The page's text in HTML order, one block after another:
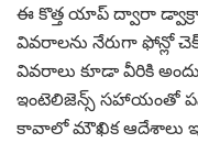
ఈ కొత్త యాప్ ద్వారా
వివరాలను నేరుగా ఫోన్లో
వివరాలు కూడా వీరికి
ఇంటెలిజెన్స్ సహాయంతో
కావాలో మౌఖిక ఆదేశాలు